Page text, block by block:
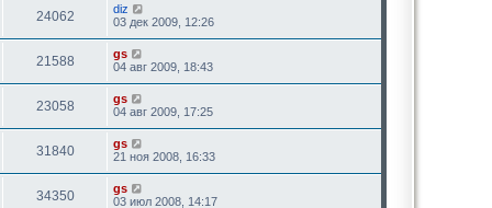
24062
diz
03 дек 2009, 12:26
21588
gs
04 авг 2009, 18:43
23058
gs
04 авг 2009, 17:25
31840
gs
21 ноя 2008, 16:33
34350
gs
03 июл 2008, 14:17